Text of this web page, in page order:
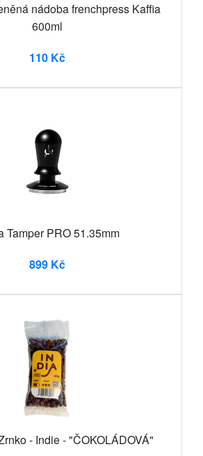
nádoba frenchpress Kaffia
600ml
110 Kč
Tamper PRO 51.35mm
899 Kč
- Indie - "ČOKOLÁDOVÁ"